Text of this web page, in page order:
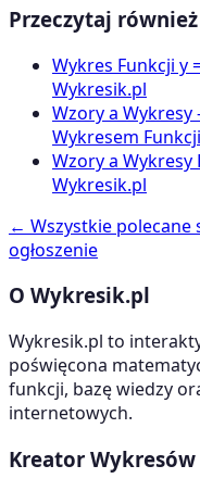
Przeczytaj również
Wykres Funkcji y
Wykresik.pl
Wzory a Wykresy
Wykresem
Wzory a
Wykresik.pl
← Wszystkie polecane
ogłoszenie
O Wykresik.pl
Wykresik.pl to
poświęcona
funkcji, bazę wiedzy
internetowych.
Kreator Wykresów